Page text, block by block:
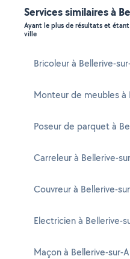
Services similaires à
Ayant le plus de résultats et
ville
Bricoleur à Bellerive-
Monteur de meubles à
Poseur de parquet à
Carreleur à Bellerive-
Couvreur à Bellerive-
Electricien à Bellerive-
Maçon à Bellerive-sur-